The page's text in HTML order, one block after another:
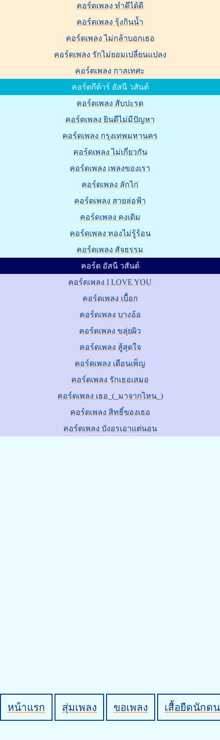
คอร์ดเพลง ทำดีได้ดี
คอร์ดเพลง รุ้งกินน้ำ
คอร์ดเพลง ไม่กล้าบอกเธอ
คอร์ดเพลง รักไม่ยอมเปลี่ยนแปลง
คอร์ดเพลง กาลเทศะ
คอร์ดกีต้าร์ อัสนี วสันต์
คอร์ดเพลง สับปะรด
คอร์ดเพลง ยินดีไม่มีปัญหา
คอร์ดเพลง กรุงเทพมหานคร
คอร์ดเพลง ไม่เกี่ยวกัน
คอร์ดเพลง เพลงของเรา
คอร์ดเพลง ลักไก่
คอร์ดเพลง สายล่อฟ้า
คอร์ดเพลง คงเดิม
คอร์ดเพลง ทองไม่รู้ร้อน
คอร์ดเพลง สัจธรรม
คอร์ด อัสนี วสันต์
คอร์ดเพลง I LOVE YOU
คอร์ดเพลง เบื้อก
คอร์ดเพลง บางอ้อ
คอร์ดเพลง ขลุ่ยผิว
คอร์ดเพลง สู้สุดใจ
คอร์ดเพลง เดือนเพ็ญ
คอร์ดเพลง รักเธอเสมอ
คอร์ดเพลง เธอ_(_มาจากไหน_)
คอร์ดเพลง สิทธิ์ของเธอ
คอร์ดเพลง บังอรเอาแต่นอน
หน้าแรก สุ่มเพลง ขอเพลง เสื้อยืดนักด